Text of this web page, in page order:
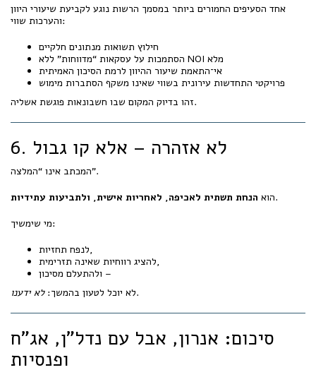
אחד הסעיפים החמורים ביותר במסמך הרשות נוגע לקביעת שיעורי היוון
והערכות שווי:
חילוץ תשואות מנתונים חלקיים
הסתמכות על עסקאות “מדווחות” ללא NOI מלא
אי־התאמת שיעור ההיוון לרמת הסיכון האמיתית
פרויקטי התחדשות עירונית בשווי שאינו משקף הסתברות מימוש
זהו בדיוק המקום שבו חשבונאות פוגשת אשליה.
6. לא אזהרה – אלא קו גבול
המכתב אינו “המלצה”.
הוא הנחת תשתית לאכיפה, לאחריות אישית, ולתביעות עתידיות
.
מי שימשיך:
לנפח תחזיות,
להציג רווחיות שאינה תזרימית,
ולהתעלם מסיכון –
לא יוכל לטעון בהמשך:לא ידענו .
סיכום: אנרון, אבל עם נדל"ן, אג"ח
ופנסיות